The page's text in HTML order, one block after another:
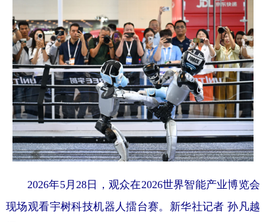
2026年5月28日，观众在2026世界智能产业博览会
现场观看宇树科技机器人擂台赛。新华社记者 孙凡越